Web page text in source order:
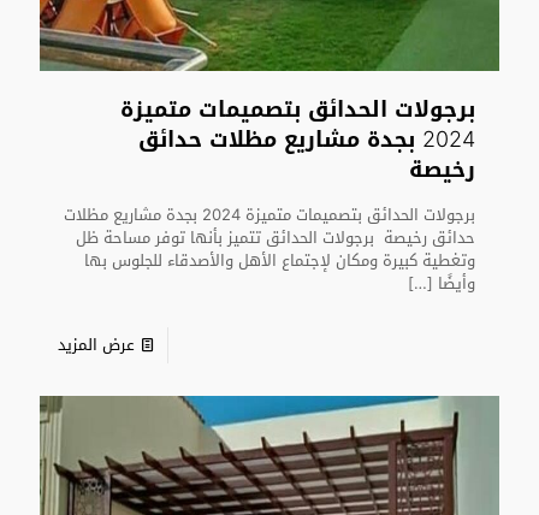
برجولات الحدائق بتصميمات متميزة
2024 بجدة مشاريع مظلات حدائق
رخيصة
برجولات الحدائق بتصميمات متميزة 2024 بجدة مشاريع مظلات
حدائق رخيصة برجولات الحدائق تتميز بأنها توفر مساحة ظل
وتغطية كبيرة ومكان لإجتماع الأهل والأصدقاء للجلوس بها
وأيضًا […]
عرض المزيد